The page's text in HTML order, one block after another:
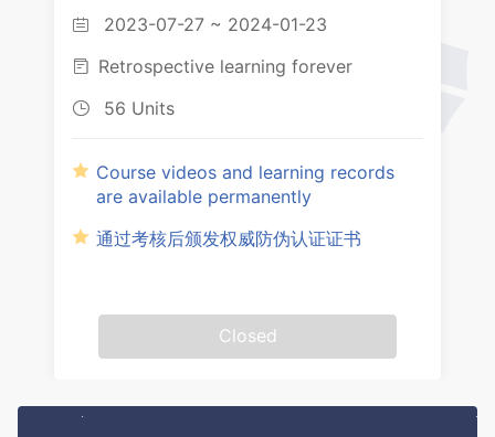
2.5.1 通城赛锣赛亮
 2023-07-27 ~ 2024-01-23
 Retrospective learning forever
 56 Units
Course videos and learning records
are available permanently
通过考核后颁发权威防伪认证证书
Closed